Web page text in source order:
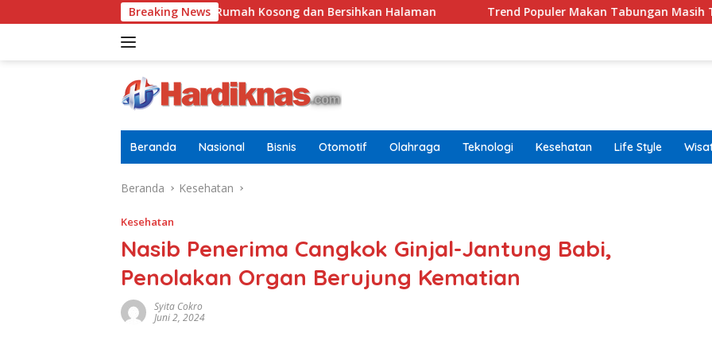
ke
Breaking News
Tugasnya Jaga Rumah Kosong dan Bersihkan Halaman Trend Populer Makan Tabungan Masih Terjadi?
Beranda Nasional Bisnis Otomotif Olahraga Teknologi Kesehatan Life Style
Beranda Kesehatan
Kesehatan
Nasib Penerima Cangkok Ginjal-Jantung Babi,
Penolakan Organ Berujung Kematian
Syita Cokro
Juni 2, 2024